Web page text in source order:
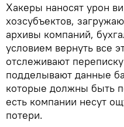
Хакеры наносят урон
хозсубъектов,
архивы компаний,
условием вернуть все
отслеживают
подделывают данные
которые должны быть
есть компании несут
потери.